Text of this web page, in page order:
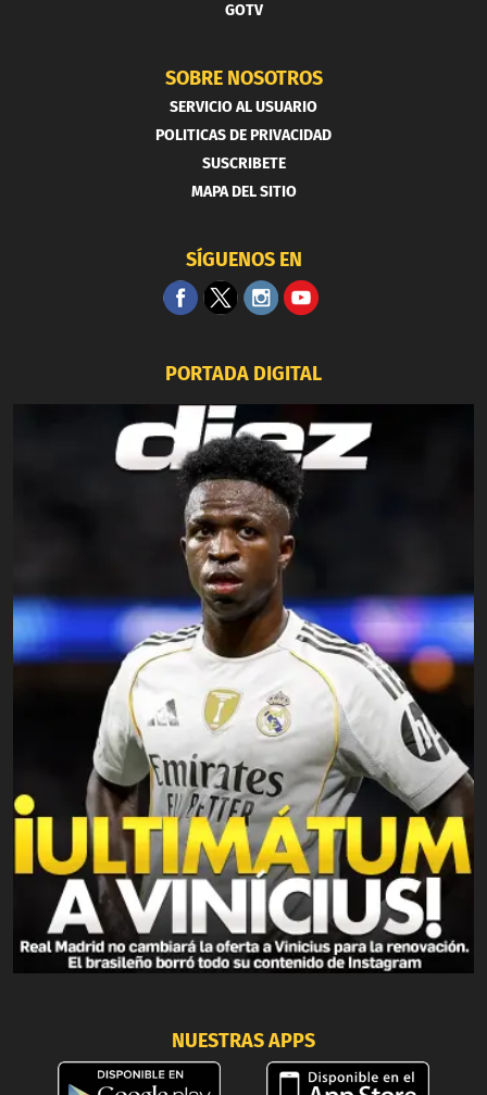
GOTV
SOBRE NOSOTROS
SERVICIO AL USUARIO
POLITICAS DE PRIVACIDAD
SUSCRIBETE
MAPA DEL SITIO
SÍGUENOS EN
PORTADA DIGITAL
NUESTRAS APPS